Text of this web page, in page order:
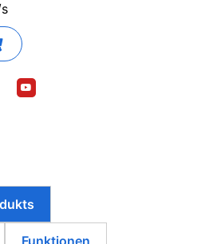
Funktionen